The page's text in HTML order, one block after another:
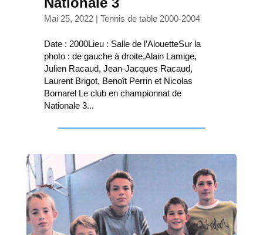
Mai 25, 2022| Tennis de table 2000-2004
Date : 2000Lieu : Salle de l’AlouetteSur la
photo : de gauche à droite,Alain Lamige,
Julien Racaud, Jean-Jacques Racaud,
Laurent Brigot, Benoît Perrin et Nicolas
Bornarel Le club en championnat de
Nationale 3...